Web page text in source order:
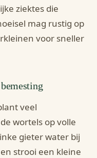
ziektes die
mag rustig op
voor sneller
veel
wortels op volle
gieter water bij
strooi een kleine